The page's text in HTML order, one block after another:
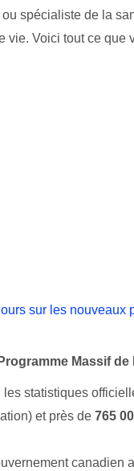
spécialiste de la
vie. Voici tout ce que
sur les
Massif de
statistiques
et près de 765
canadien